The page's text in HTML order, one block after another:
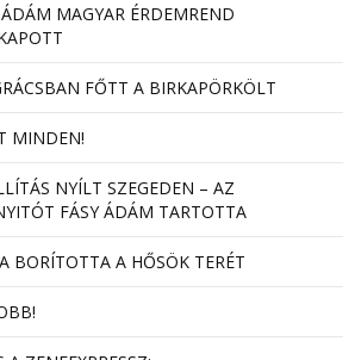
MAGYAR ÉRDEMREND
FŐTT A BIRKAPÖRKÖLT
MINDEN!
NYÍLT SZEGEDEN – AZ
FÁSY ÁDÁM TARTOTTA
BORÍTOTTA A HŐSÖK TERÉT